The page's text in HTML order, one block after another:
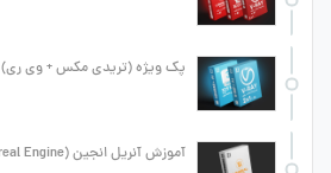
پک ویژه (تریدی مکس + وی ری)
آموزش آنریل انجین (Unreal Engine)